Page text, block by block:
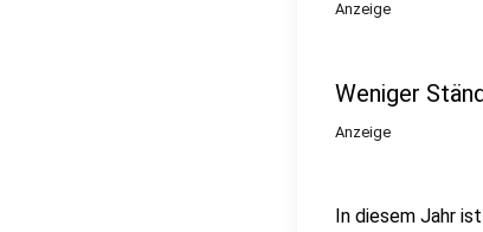
Anzeige
Weniger
Anzeige
In diesem Jahr